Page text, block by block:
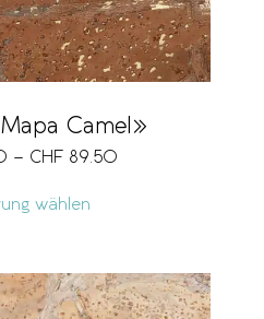
Camel»
– CHF 89.50
wählen